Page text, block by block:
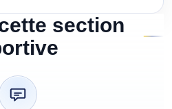
section